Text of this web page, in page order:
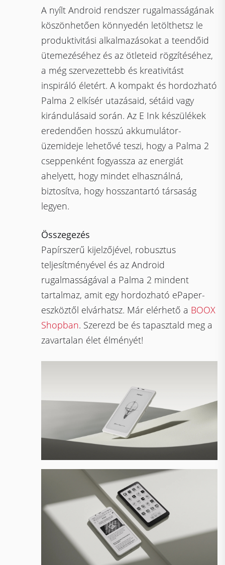
A nyílt Android rendszer rugalmasságának
köszönhetően könnyedén letölthetsz le
produktivitási alkalmazásokat a teendőid
ütemezéséhez és az ötleteid rögzítéséhez,
a még szervezettebb és kreativitást
inspiráló életért. A kompakt és hordozható
Palma 2 elkísér utazásaid, sétáid vagy
kirándulásaid során. Az E Ink készülékek
eredendően hosszú akkumulátor-
üzemideje lehetővé teszi, hogy a Palma 2
cseppenként fogyassza az energiát
ahelyett, hogy mindet elhasználná,
biztosítva, hogy hosszantartó társaság
legyen.
Összegezés
Papírszerű kijelzőjével, robusztus
teljesítményével és az Android
rugalmasságával a Palma 2 mindent
tartalmaz, amit egy hordozható ePaper-
eszköztől elvárhatsz. Már elérhető a BOOX
Shopban. Szerezd be és tapasztald meg a
zavartalan élet élményét!